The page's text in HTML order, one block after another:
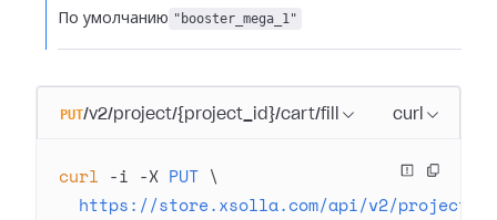
По умолчанию "booster_mega_1"
PUT/v2/project/{project_id}/cart/fill curl
curl -i -X PUT \
https://store.xsolla.com/api/v2/project/